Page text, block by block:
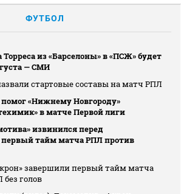
ФУТБОЛ
из «Барселоны» в «ПСЖ» будет
— СМИ
стартовые составы на матч РПЛ
помог «Нижнему Новгороду»
в матче Первой лиги
извинился перед
тайм матча РПЛ против
завершили первый тайм матча
без голов